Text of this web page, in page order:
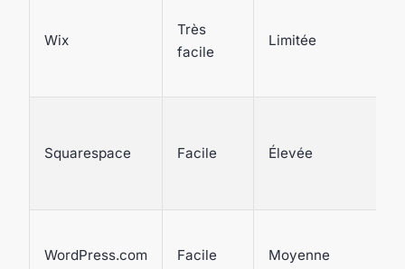
Wix
Très
facile
Limitée
Squarespace Facile Élevée
WordPress.com Facile Moyenne